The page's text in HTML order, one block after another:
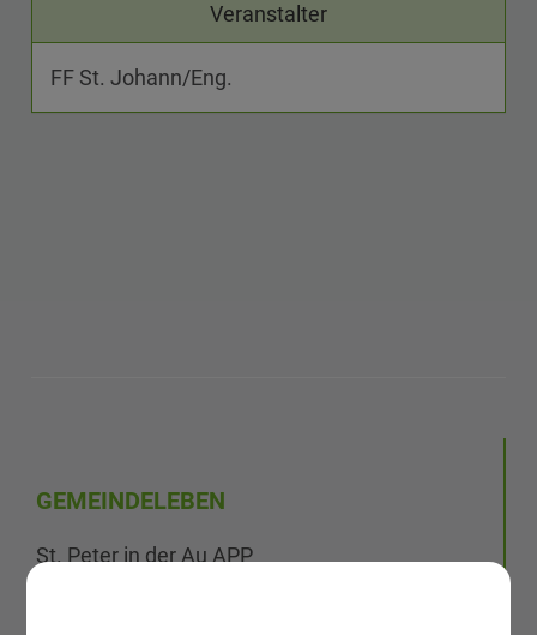
Veranstalter
FF St. Johann/Eng.
GEMEINDELEBEN
St. Peter in der Au APP